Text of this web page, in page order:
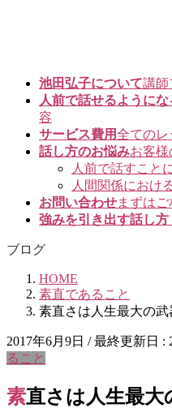
池田弘子について講師
人前で話せるように
容
サービス費用全てのレ
話し方のお悩みお客様
人前で話すこと
人間関係におけ
お問い合わせまずは
強みを引き出す話し方
ブログ
HOME
素直であること
素直さは人生最大の武
2017年6月9日 / 最終更新日 :
ること
素直さは人生最